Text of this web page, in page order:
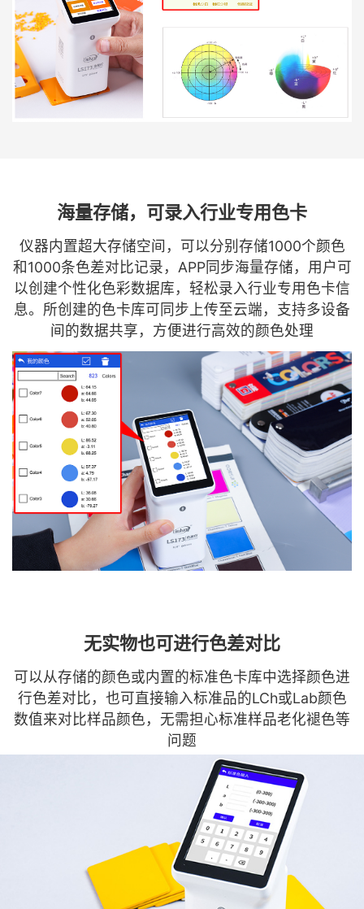
海量存储，可录入行业专用色卡
仪器内置超大存储空间，可以分别存储1000个颜色
和1000条色差对比记录，APP同步海量存储，用户可
以创建个性化色彩数据库，轻松录入行业专用色卡信
息。所创建的色卡库可同步上传至云端，支持多设备
间的数据共享，方便进行高效的颜色处理
无实物也可进行色差对比
可以从存储的颜色或内置的标准色卡库中选择颜色进
行色差对比，也可直接输入标准品的LCh或Lab颜色
数值来对比样品颜色，无需担心标准样品老化褪色等
问题